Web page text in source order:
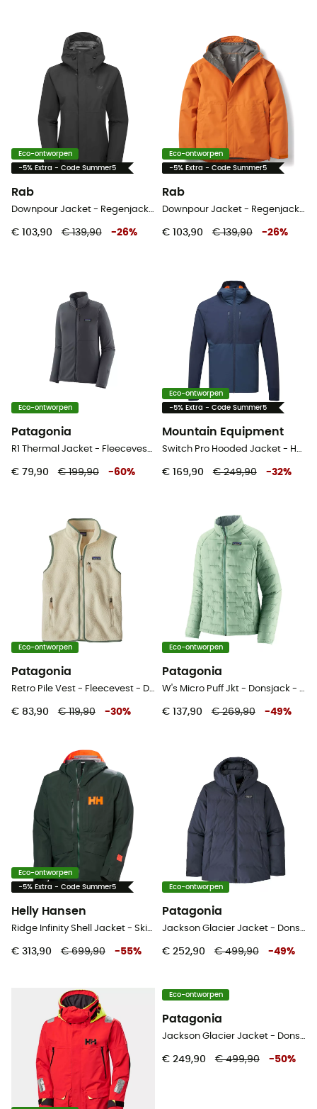
Eco-ontworpen
-5% Extra - Code Summer5
Rab
Downpour Jacket - Regenjack - Dames
€ 103,90 € 139,90 -26%
Eco-ontworpen
-5% Extra - Code Summer5
Rab
Downpour Jacket - Regenjack - Heren
€ 103,90 € 139,90 -26%
Eco-ontworpen
Patagonia
R1 Thermal Jacket - Fleecevest - Dames
€ 79,90 € 199,90 -60%
Eco-ontworpen
-5% Extra - Code Summer5
Mountain Equipment
Switch Pro Hooded Jacket - Hybride jassen - Heren
€ 169,90 € 249,90 -32%
Eco-ontworpen
Patagonia
Retro Pile Vest - Fleecevest - Dames
€ 83,90 € 119,90 -30%
Eco-ontworpen
Patagonia
W's Micro Puff Jkt - Donsjack - Dames
€ 137,90 € 269,90 -49%
Eco-ontworpen
-5% Extra - Code Summer5
Helly Hansen
Ridge Infinity Shell Jacket - Ski-jas - Heren
€ 313,90 € 699,90 -55%
Eco-ontworpen
Patagonia
Jackson Glacier Jacket - Donsjack - Dames
€ 252,90 € 499,90 -49%
Eco-ontworpen
Patagonia
Jackson Glacier Jacket - Donsjack - Dames
€ 249,90 € 499,90 -50%